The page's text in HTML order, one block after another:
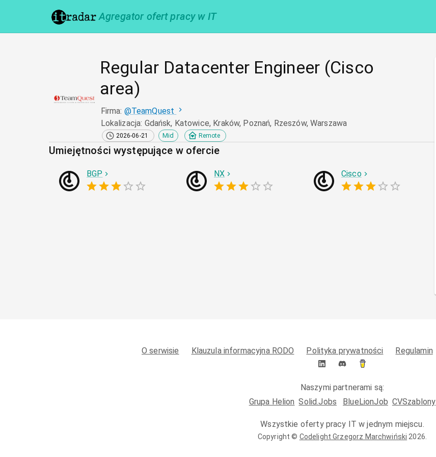
Agregator ofert pracy w IT
Regular Datacenter Engineer (Cisco
area)
Firma: @TeamQuest
Lokalizacja: Gdańsk, Katowice, Kraków, Poznań, Rzeszów, Warszawa
2026-06-21 Mid Remote
Umiejętności występujące w ofercie
BGP NX Cisco
O serwisie Klauzula informacyjna RODO Polityka prywatności Regulamin
Naszymi partnerami są:
Grupa Helion Solid.Jobs BlueLionJob CVSzablony
Wszystkie oferty pracy IT w jednym miejscu.
Copyright © Codelight Grzegorz Marchwiński 2026